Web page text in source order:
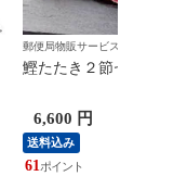
郵便局物販サービス
鰹たたき２節セット 送
6,600 円
送料込み
61